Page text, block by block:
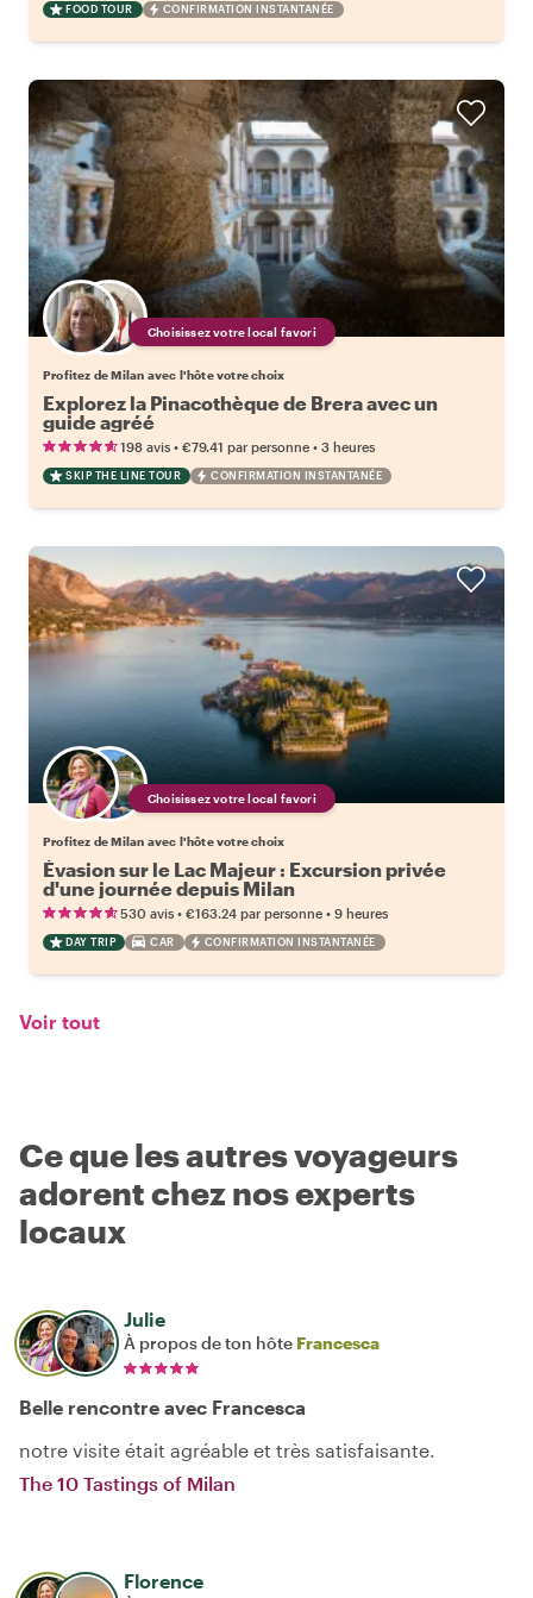
FOOD TOUR CONFIRMATION INSTANTANÉE
Choisissez votre local favori
Profitez de Milan avec l'hôte votre choix
Explorez la Pinacothèque de Brera avec un
guide agréé
198 avis • €79.41 par personne • 3 heures
SKIP THE LINE TOUR CONFIRMATION INSTANTANÉE
Choisissez votre local favori
Profitez de Milan avec l'hôte votre choix
Évasion sur le Lac Majeur : Excursion privée
d'une journée depuis Milan
530 avis • €163.24 par personne • 9 heures
DAY TRIP CAR CONFIRMATION INSTANTANÉE
Voir tout
Ce que les autres voyageurs
adorent chez nos experts
locaux
Julie
À propos de ton hôte Francesca
Belle rencontre avec Francesca
notre visite était agréable et très satisfaisante.
The 10 Tastings of Milan
Florence